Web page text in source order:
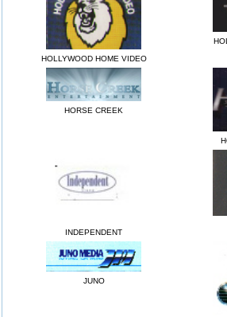
HOLLYWOOD HOME VIDEO
HORSE CREEK
INDEPENDENT
JUNO